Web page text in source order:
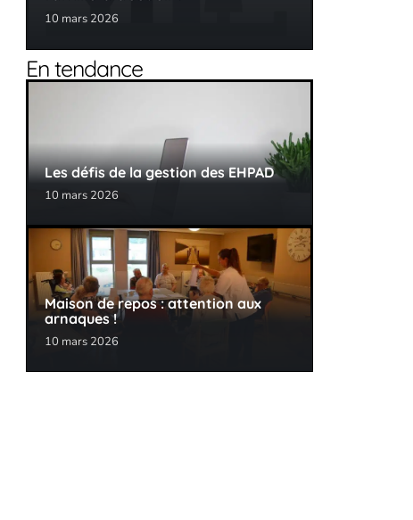
10 mars 2026
En tendance
Les défis de la gestion des EHPAD
10 mars 2026
Maison de repos : attention aux
arnaques !
10 mars 2026